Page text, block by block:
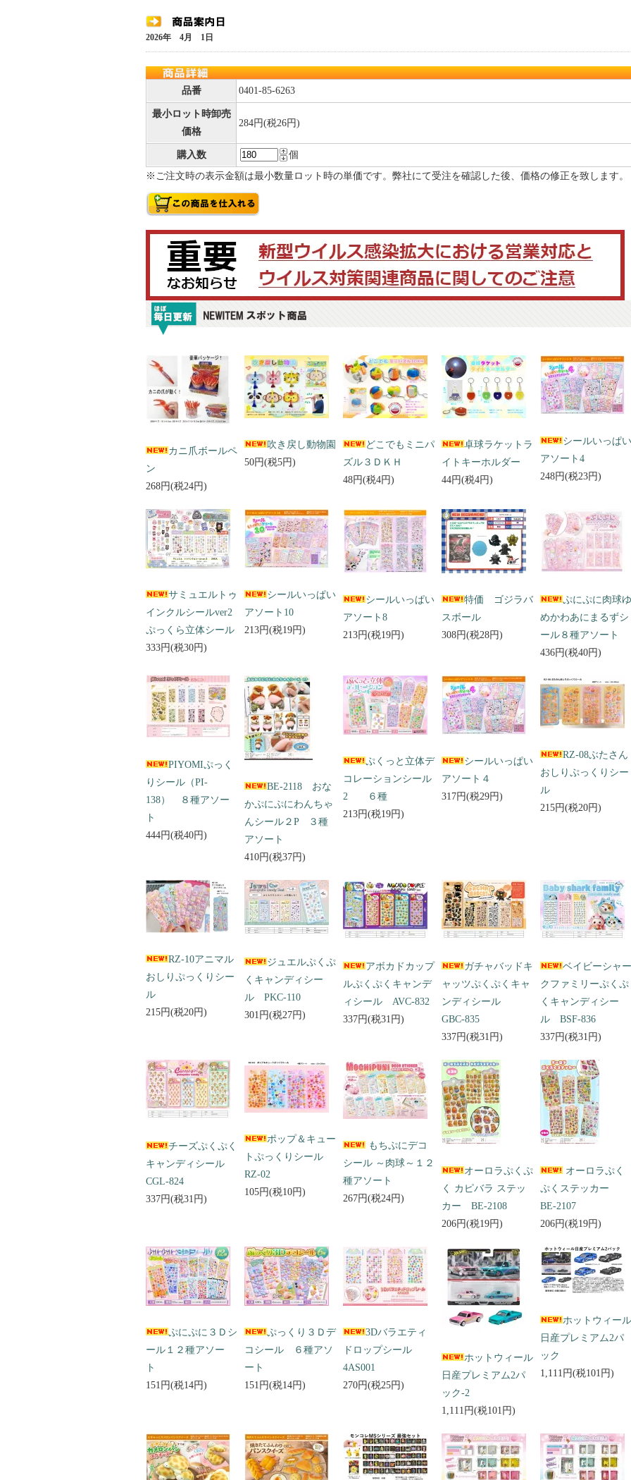
2026年 4月 1日
品番 0401-85-6263
最小ロット時卸売
価格
284円(税26円)
購入数
個
※ご注文時の表示金額は最小数量ロット時の単価です。弊社にて受注を確認した後、価格の修正を致します。
カニ爪ボールペ
ン
268円(税24円)
吹き戻し動物園
50円(税5円)
どこでもミニパ
ズル３ＤＫＨ
48円(税4円)
卓球ラケットラ
イトキーホルダー
44円(税4円)
シールいっぱい
アソート4
248円(税23円)
サミュエルトゥ
インクルシールver2
ぷっくら立体シール
333円(税30円)
シールいっぱい
アソート10
213円(税19円)
シールいっぱい
アソート8
213円(税19円)
特価 ゴジラバ
スボール
308円(税28円)
ぷにぷに肉球ゆ
めかわあにまるずシ
ール８種アソート
436円(税40円)
PIYOMIぷっく
りシール（PI-
138） ８種アソー
ト
444円(税40円)
BE-2118 おな
かぷにぷにわんちゃ
んシール２P ３種
アソート
410円(税37円)
ぷくっと立体デ
コレーションシール
2 ６種
213円(税19円)
シールいっぱい
アソート４
317円(税29円)
RZ-08ぶたさん
おしりぷっくりシー
ル
215円(税20円)
RZ-10アニマル
おしりぷっくりシー
ル
215円(税20円)
ジュエルぷくぷ
くキャンディシー
ル PKC-110
301円(税27円)
アボカドカップ
ルぷくぷくキャンデ
ィシール AVC-832
337円(税31円)
ガチャバッドキ
ャッツぷくぷくキャ
ンディシール
GBC-835
337円(税31円)
ベイビーシャー
クファミリーぷくぷ
くキャンディシー
ル BSF-836
337円(税31円)
チーズぷくぷく
キャンディシール
CGL-824
337円(税31円)
ポップ＆キュー
トぷっくりシール
RZ-02
105円(税10円)
もちぷにデコ
シール ～肉球～１２
種アソート
267円(税24円)
オーロラぷくぷ
く カピバラ ステッ
カー BE-2108
206円(税19円)
オーロラぷく
ぷくステッカー
BE-2107
206円(税19円)
ぷにぷに３Ｄシ
ール１２種アソー
ト
151円(税14円)
ぷっくり３Ｄデ
コシール ６種アソ
ート
151円(税14円)
3Dバラエティ
ドロップシール
4AS001
270円(税25円)
ホットウィール
日産プレミアム2パ
ック-2
1,111円(税101円)
ホットウィール
日産プレミアム2パ
ック
1,111円(税101円)